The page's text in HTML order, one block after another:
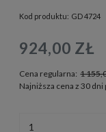
Kod produktu: GD 4724
924,00 ZŁ
Cena regularna: 1
Najniższa cena z 30 dni